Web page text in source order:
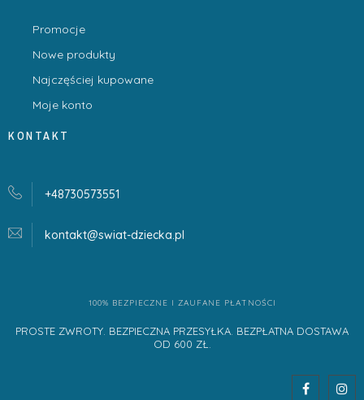
Promocje
Nowe produkty
Najczęściej kupowane
Moje konto
KONTAKT
+48730573551
kontakt@swiat-dziecka.pl
100% BEZPIECZNE I ZAUFANE PŁATNOŚCI
PROSTE ZWROTY. BEZPIECZNA PRZESYŁKA. BEZPŁATNA DOSTAWA
OD 600 ZŁ.